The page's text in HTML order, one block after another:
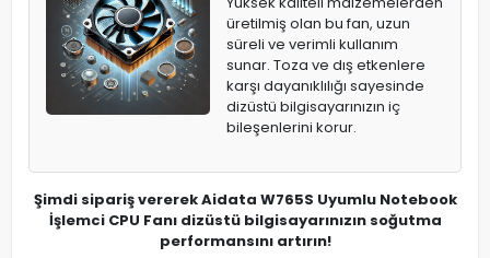
üretilmiş olan bu fan, uzun
süreli ve verimli kullanım
sunar. Toza ve dış etkenlere
karşı dayanıklılığı sayesinde
dizüstü bilgisayarınızın iç
bileşenlerini korur.
Şimdi sipariş vererek Aidata W765S Uyumlu Notebook
İşlemci CPU Fanı dizüstü bilgisayarınızın soğutma
performansını artırın!